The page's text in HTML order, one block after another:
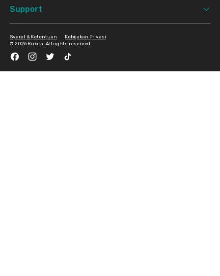
Support
© 2026 Rukita. All rights reserved.
Syarat & Ketentuan Kebijakan Privasi
FacebookInstagramTwitter TikTok